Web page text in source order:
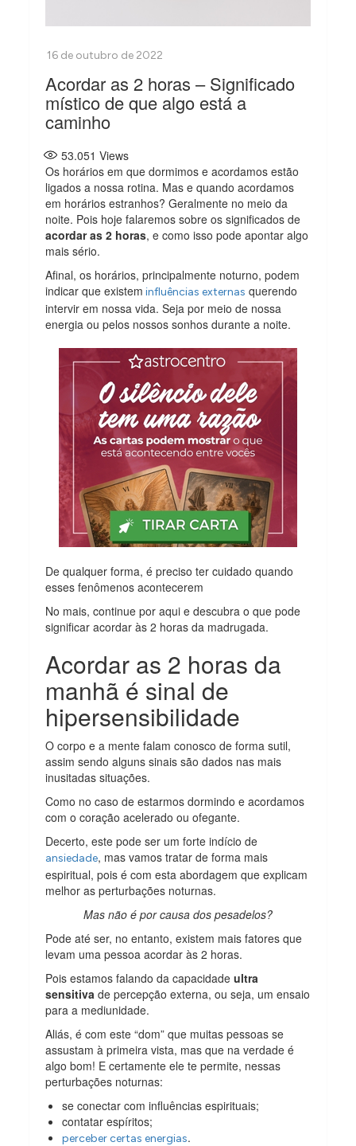
Acordar as 2 horas – Significado
místico de que algo está a
caminho
53.051 Views
Os horários em que dormimos e acordamos estão
ligados a nossa rotina. Mas e quando acordamos
em horários estranhos? Geralmente no meio da
noite. Pois hoje falaremos sobre os significados de
acordar as 2 horas, e como isso pode apontar algo
mais sério.
Afinal, os horários, principalmente noturno, podem
indicar que existem influências externas querendo
intervir em nossa vida. Seja por meio de nossa
energia ou pelos nossos sonhos durante a noite.
De qualquer forma, é preciso ter cuidado quando
esses fenômenos acontecerem
No mais, continue por aqui e descubra o que pode
significar acordar às 2 horas da madrugada.
Acordar as 2 horas da
manhã é sinal de
hipersensibilidade
O corpo e a mente falam conosco de forma sutil,
assim sendo alguns sinais são dados nas mais
inusitadas situações.
Como no caso de estarmos dormindo e acordamos
com o coração acelerado ou ofegante.
Decerto, este pode ser um forte indício de
ansiedade, mas vamos tratar de forma mais
espiritual, pois é com esta abordagem que explicam
melhor as perturbações noturnas.
Mas não é por causa dos pesadelos?
Pode até ser, no entanto, existem mais fatores que
levam uma pessoa acordar às 2 horas.
Pois estamos falando da capacidadeultra
sensitiva de percepção externa, ou seja, um ensaio
para a mediunidade.
Aliás, é com este “dom” que muitas pessoas se
assustam à primeira vista, mas que na verdade é
algo bom! E certamente ele te permite, nessas
perturbações noturnas:
se conectar com influências espirituais;
contatar espíritos;
perceber certas energias.